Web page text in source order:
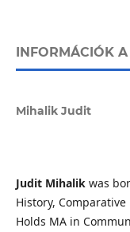
INFORMÁCIÓK
Mihalik Judit
Judit Mihalik was
History,
Holds MA in